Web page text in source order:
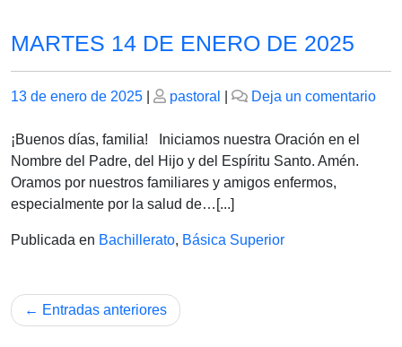
MARTES 14 DE ENERO DE 2025
Publicado
13 de enero de 2025
Publicado
pastoral Deja un comentarioen
¡Buenos días, familia! Iniciamos nuestra Oración en el
Nombre del Padre, del Hijo y del Espíritu Santo. Amén.
Oramos por nuestros familiares y amigos enfermos,
especialmente por la salud de…[...]
Publicada en Bachillerato, Básica Superior
Navegación
de
Entradas anteriores